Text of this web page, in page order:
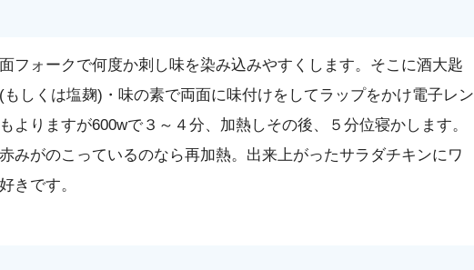
フォークで何度か刺し味を染み込みやすくします。そこに酒大匙
しくは塩麹)・味の素で両面に味付けをしてラップをかけ電子レン
よりますが600wで３～４分、加熱しその後、５分位寝かします。
みがのこっているのなら再加熱。出来上がったサラダチキンにワ
きです。